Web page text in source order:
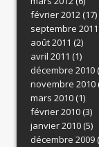
février 2012(17)
septembre 2011
août 2011 (2)
avril 2011 (1)
décembre 2010
novembre 2010
mars 2010(1)
février 2010(3)
janvier 2010(5)
décembre 2009